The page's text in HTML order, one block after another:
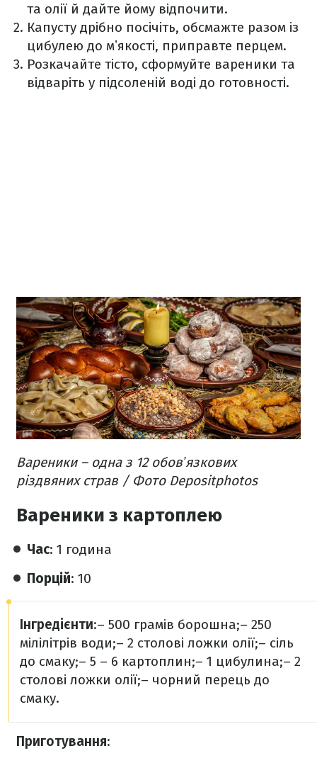
та олії й дайте йому відпочити.
Капусту дрібно посічіть, обсмажте разом із
цибулею до мʼякості, приправте перцем.
Розкачайте тісто, сформуйте вареники та
відваріть у підсоленій воді до готовності.
Вареники – одна з 12 обовʼязкових
різдвяних страв / Фото Depositphotos
Вареники з картоплею
Час: 1 година
Порцій: 10
Інгредієнти:– 500 грамів борошна;– 250
мілілітрів води;– 2 столові ложки олії;– сіль
до смаку;– 5 – 6 картоплин;– 1 цибулина;– 2
столові ложки олії;– чорний перець до
смаку.
Приготування: